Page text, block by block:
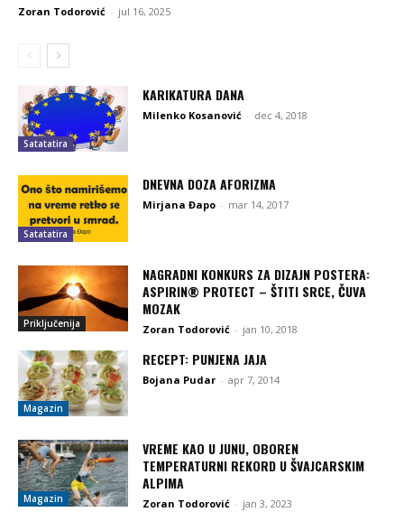
Zoran Todorović - jul 16, 2025
Satatatira
KARIKATURA DANA
Milenko Kosanović - dec 4, 2018
Satatatira
DNEVNA DOZA AFORIZMA
Mirjana Đapo - mar 14, 2017
Priključenija
NAGRADNI KONKURS ZA DIZAJN POSTERA:
ASPIRIN® PROTECT – ŠTITI SRCE, ČUVA
MOZAK
Zoran Todorović - jan 10, 2018
Magazin
RECEPT: PUNJENA JAJA
Bojana Pudar - apr 7, 2014
Magazin
VREME KAO U JUNU, OBOREN
TEMPERATURNI REKORD U ŠVAJCARSKIM
ALPIMA
Zoran Todorović - jan 3, 2023